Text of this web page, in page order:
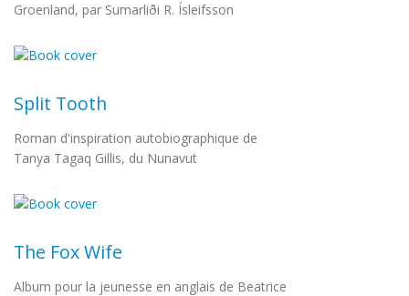
Groenland, par Sumarliði R. Ísleifsson
Split Tooth
Roman d'inspiration autobiographique de
Tanya Tagaq Gillis, du Nunavut
The Fox Wife
Album pour la jeunesse en anglais de Beatrice